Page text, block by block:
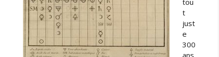
i
s
d
u
4
l
a
S
H
P
t
just
e
300
ans